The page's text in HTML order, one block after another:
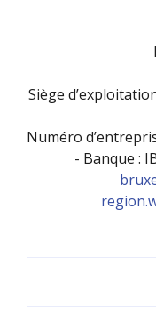
Siège
Numéro
- Banque :